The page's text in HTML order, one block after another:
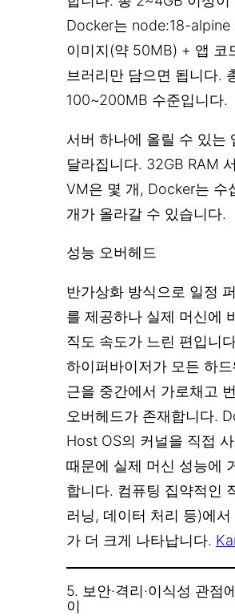
Docker는 node:18-alpine
이미지(약 50MB) + 앱 코
브러리만 담으면 됩니다.
100~200MB 수준입니다.
서버 하나에 올릴 수 있는
달라집니다. 32GB RAM
VM은 몇 개, Docker는 수
개가 올라갈 수 있습니다.
성능 오버헤드
반가상화 방식으로 일정
를 제공하나 실제 머신에
직도 속도가 느린 편입니
하이퍼바이저가 모든 하드
근을 중간에서 가로채고
오버헤드가 존재합니다.
Host OS의 커널을 직접
때문에 실제 머신 성능에
합니다. 컴퓨팅 집약적인
러닝, 데이터 처리 등)에서
가 더 크게 나타납니다.
5. 보안·격리·이식성 관점
이